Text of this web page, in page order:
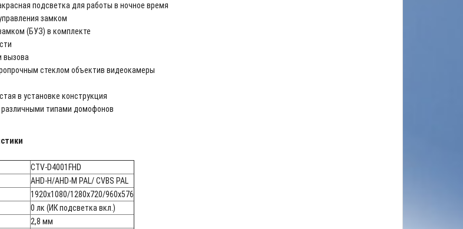
подсветка для работы в ночное время
замком
(БУЗ) в комплекте
вызова
стеклом объектив видеокамеры
в установке конструкция
типами домофонов
CTV-D4001FHD
AHD-H/AHD-M PAL/ CVBS PAL
1920x1080/1280x720/960x576
0 лк (ИК подсветка вкл.)
2,8 мм